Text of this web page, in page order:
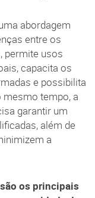
abordagem
entre os
permite usos
capacita os
e possibilita
tempo, a
garantir um
além de
a
são os principais